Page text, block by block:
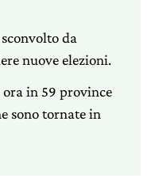
da
nuove elezioni.
in 59 province
sono tornate in